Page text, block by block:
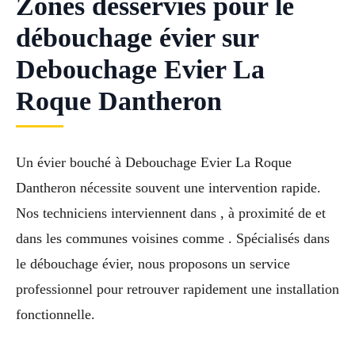
débouchage évier sur
Debouchage Evier La
Roque Dantheron
Un évier bouché à Debouchage Evier La Roque
Dantheron nécessite souvent une intervention rapide.
Nos techniciens interviennent dans , à proximité de et
dans les communes voisines comme . Spécialisés dans
le débouchage évier, nous proposons un service
professionnel pour retrouver rapidement une installation
fonctionnelle.